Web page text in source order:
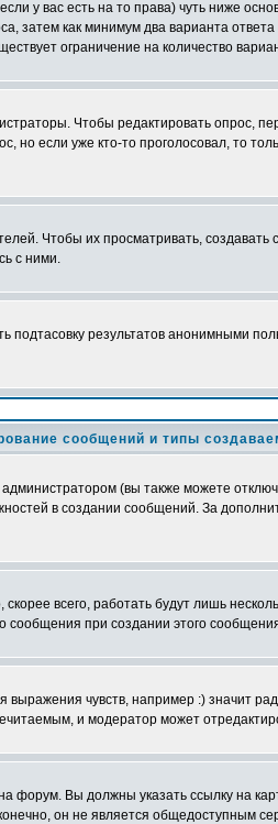
у вас есть на то права) чуть ниже
затем как минимум два варианта
ограничение на количество
Чтобы редактировать опрос,
но если уже кто-то проголосовал, то
Чтобы их просматривать,
с ними.
подтасовку результатов анонимными
сообщений и типы
(вы также можете
в создании сообщений. За
всего, работать будут лишь
сообщения при создании этого
чувств, например :) значит
и модератор может
форум. Вы должны указать ссылку на
он не является общедоступным